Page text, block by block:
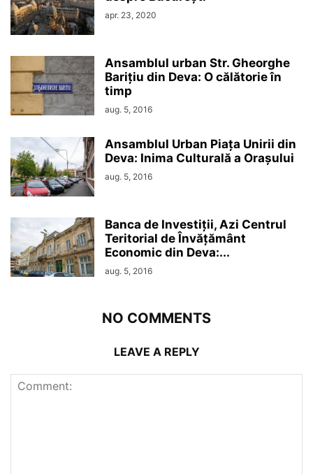
apr. 23, 2020
Ansamblul urban Str. Gheorghe
Barițiu din Deva: O călătorie în
timp
aug. 5, 2016
Ansamblul Urban Piața Unirii din
Deva: Inima Culturală a Orașului
aug. 5, 2016
Banca de Investiții, Azi Centrul
Teritorial de Învățământ
Economic din Deva:...
aug. 5, 2016
NO COMMENTS
LEAVE A REPLY